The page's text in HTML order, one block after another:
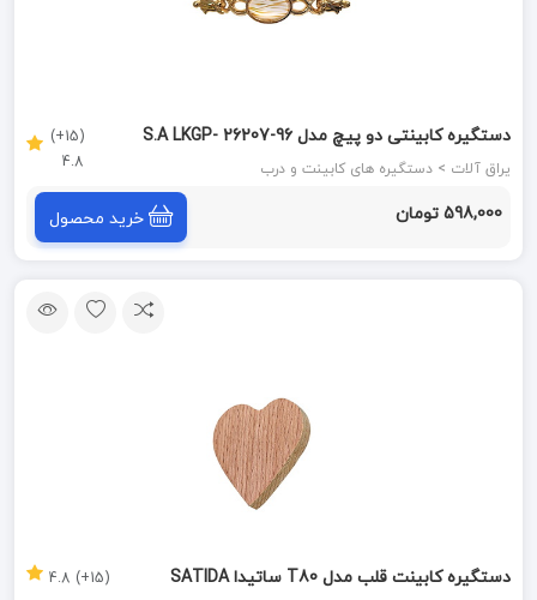
دستگیره کابینتی دو پیچ مدل 96-26207 S.A LKGP-
ORANGELINE بالنتینی BALENTINI
یراق آلات > دستگیره های کابینت و درب
(15+)
4.8
598,000 تومان خرید محصول
دستگیره کابینت قلب مدل T80 ساتیدا SATIDA (15+) 4.8